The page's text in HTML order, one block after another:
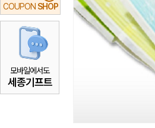
COUPON SHOP
모바일에서도
세종기프트